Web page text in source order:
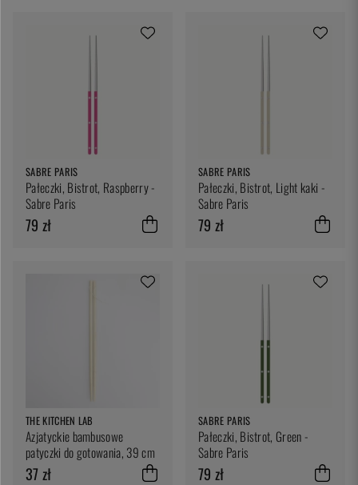
SABRE PARIS
Pałeczki, Bistrot, Raspberry -
Sabre Paris
79 zł
SABRE PARIS
Pałeczki, Bistrot, Light kaki -
Sabre Paris
79 zł
THE KITCHEN LAB
Azjatyckie bambusowe
patyczki do gotowania, 39 cm
37 zł
SABRE PARIS
Pałeczki, Bistrot, Green -
Sabre Paris
79 zł